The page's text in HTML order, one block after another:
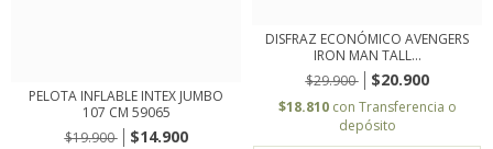
PELOTA INFLABLE INTEX JUMBO
107 CM 59065
$19.900
$14.900
DISFRAZ ECONÓMICO AVENGERS
IRON MAN TALL...
$29.900
$20.900
$18.810 con Transferencia o
depósito